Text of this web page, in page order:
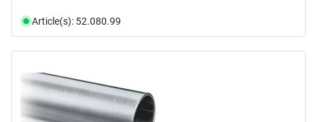
Article(s): 52.080.99